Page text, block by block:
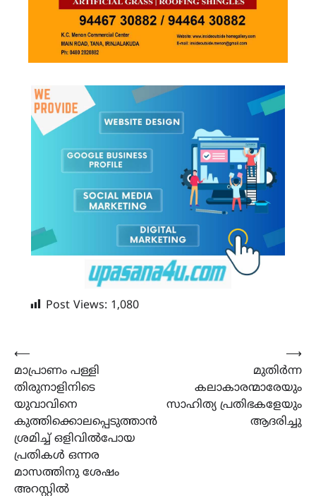
Post Views: 1,080
Post
navigation
⟵
മാപ്രാണം പള്ളി
തിരുനാളിനിടെ
യുവാവിനെ
കുത്തിക്കൊലപ്പെടുത്താൻ
ശ്രമിച്ച്‌ ഒളിവിൽപോയ
പ്രതികൾ ഒന്നര
മാസത്തിനു ശേഷം
അറസ്റ്റിൽ
മുതിർന്ന
കലാകാരന്മാരേയും
സാഹിത്യ പ്രതിഭകളേയും
ആദരിച്ചു
⟶